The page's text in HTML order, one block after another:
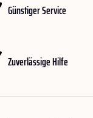
Günstiger Service
Zuverlässige Hilfe